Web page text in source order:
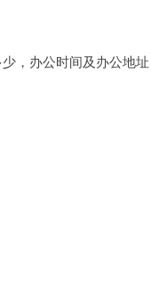
，办公时间及办公地址